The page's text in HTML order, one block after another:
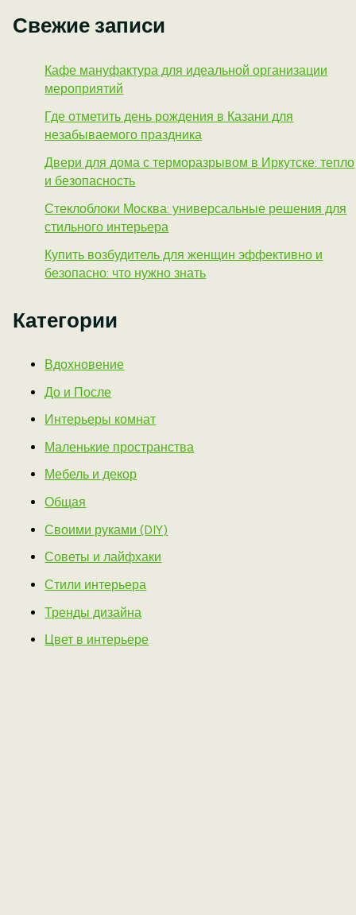
Свежие записи
Кафе мануфактура для идеальной организации
мероприятий
Где отметить день рождения в Казани для
незабываемого праздника
Двери для дома с терморазрывом в Иркутске: тепло
и безопасность
Стеклоблоки Москва: универсальные решения для
стильного интерьера
Купить возбудитель для женщин эффективно и
безопасно: что нужно знать
Категории
Вдохновение
До и После
Интерьеры комнат
Маленькие пространства
Мебель и декор
Общая
Своими руками (DIY)
Советы и лайфхаки
Стили интерьера
Тренды дизайна
Цвет в интерьере